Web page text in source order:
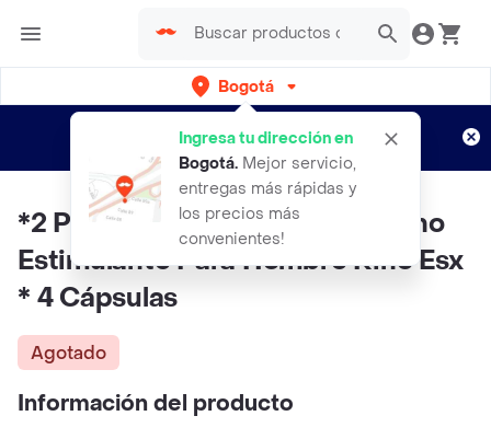
Bogotá
Ingresa tu dirección en
Bogotá. Mejor servicio,
entregas más rápidas y
los precios más
convenientes!
envíos gratis por semanas
Aplican TyC
*2 Potenciador Sexual Masculino
Estimulante Para Hombre Rino Esx
* 4 Cápsulas
Agotado
Información del producto